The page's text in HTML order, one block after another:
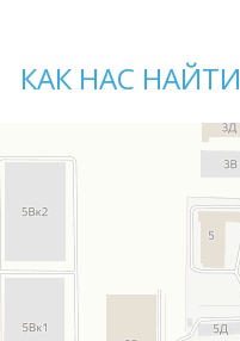
КАК НАС НАЙТИ